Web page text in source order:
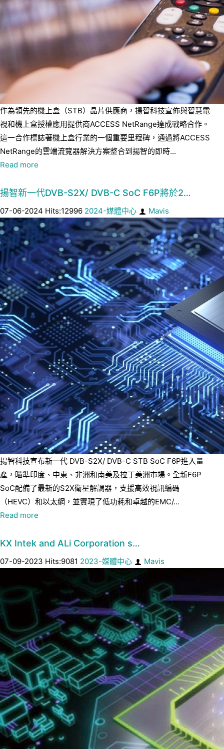
作為領先的機上盒（STB）晶片供應商，揚智科技宣佈與智慧電
視和機上盒授權應用提供商ACCESS NetRange達成戰略合作。
這一合作標誌著機上盒行業的一個重要里程碑，通過將ACCESS
NetRange的雲端流覽器解決方案整合到揚智的即時...
Read more
揚智新一代DVB-S2X/ DVB-C SoC F6P將於2…
07-06-2024 Hits:12996 2024-媒體中心 Mavis
揚智科技宣布新一代 DVB-S2X/ DVB-C STB SoC F6P進入量
產，瞄準印度、中東、非洲和南美及拉丁美洲市場。全新F6P
SoC配備了最新的S2X衛星解調器，支援高效視訊編碼
（HEVC）和以太網，並實現了低功耗和卓越的EMC/...
Read more
KX Intek and ALi Corporation s…
07-09-2023 Hits:9081 2023-媒體中心 Mavis